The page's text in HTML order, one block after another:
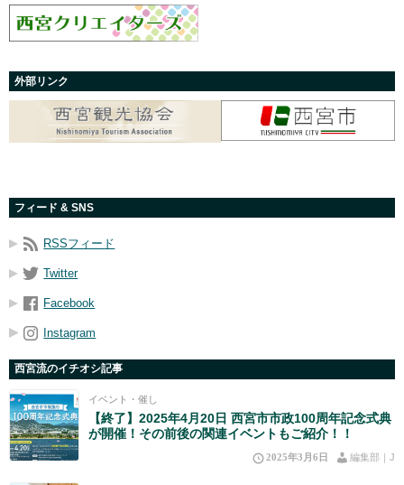
外部リンク
フィード & SNS
RSSフィード
Twitter
Facebook
Instagram
西宮流のイチオシ記事
イベント・催し
【終了】2025年4月20日 西宮市市政100周年記念式典
が開催！その前後の関連イベントもご紹介！！
2025年3月6日 編集部｜J